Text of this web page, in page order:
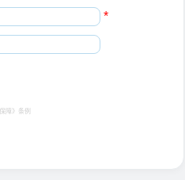
*
障》 条例